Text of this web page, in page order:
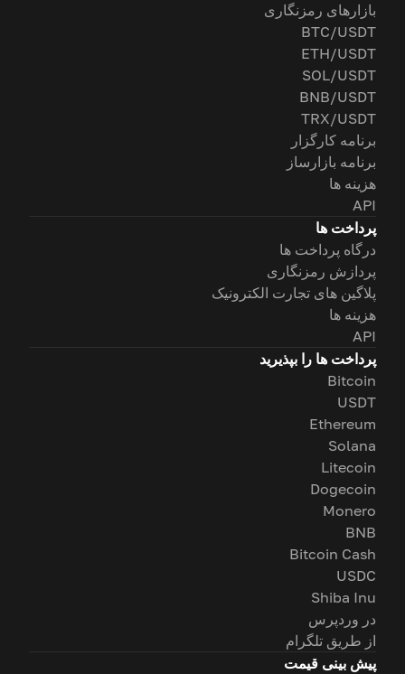
بازارهای رمزنگاری
BTC/USDT
ETH/USDT
SOL/USDT
BNB/USDT
TRX/USDT
برنامه کارگزار
برنامه بازارساز
هزینه ها
API
پرداخت ها
درگاه پرداخت ها
پردازش رمزنگاری
پلاگین های تجارت الکترونیک
هزینه ها
API
پرداخت ها را بپذیرید
Bitcoin
USDT
Ethereum
Solana
Litecoin
Dogecoin
Monero
BNB
Bitcoin Cash
USDC
Shiba Inu
در وردپرس
از طریق تلگرام
پیش بینی قیمت